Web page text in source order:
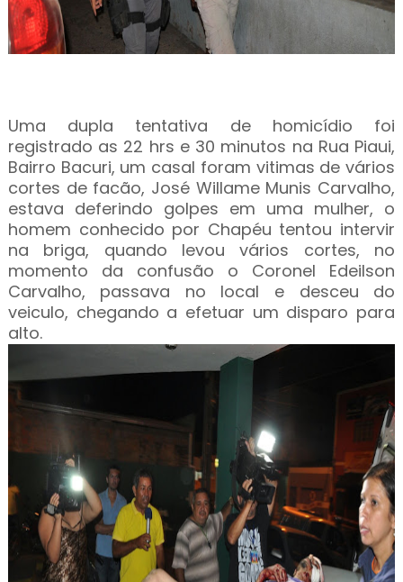
Uma dupla tentativa de homicídio foi
registrado as 22 hrs e 30 minutos na Rua Piaui,
Bairro Bacuri, um casal foram vitimas de vários
cortes de facão, José Willame Munis Carvalho,
estava deferindo golpes em uma mulher, o
homem conhecido por Chapéu tentou intervir
na briga, quando levou vários cortes, no
momento da confusão o Coronel Edeilson
Carvalho, passava no local e desceu do
veiculo, chegando a efetuar um disparo para
alto.